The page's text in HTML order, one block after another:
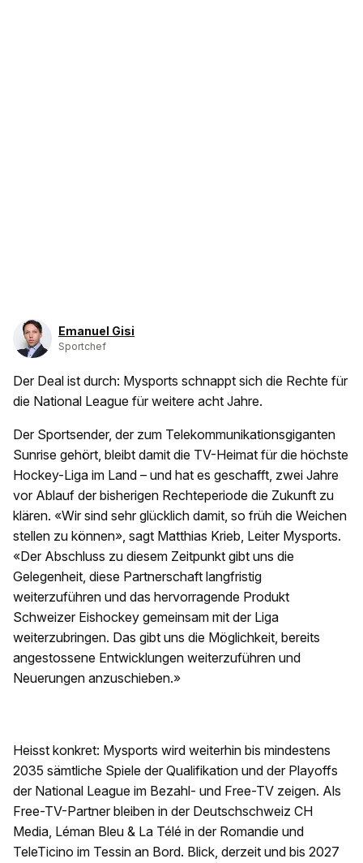
Emanuel Gisi
Sportchef
Der Deal ist durch: Mysports schnappt sich die Rechte für
die National League für weitere acht Jahre.
Der Sportsender, der zum Telekommunikationsgiganten
Sunrise gehört, bleibt damit die TV-Heimat für die höchste
Hockey-Liga im Land – und hat es geschafft, zwei Jahre
vor Ablauf der bisherigen Rechteperiode die Zukunft zu
klären. «Wir sind sehr glücklich damit, so früh die Weichen
stellen zu können», sagt Matthias Krieb, Leiter Mysports.
«Der Abschluss zu diesem Zeitpunkt gibt uns die
Gelegenheit, diese Partnerschaft langfristig
weiterzuführen und das hervorragende Produkt
Schweizer Eishockey gemeinsam mit der Liga
weiterzubringen. Das gibt uns die Möglichkeit, bereits
angestossene Entwicklungen weiterzuführen und
Neuerungen anzuschieben.»
Heisst konkret: Mysports wird weiterhin bis mindestens
2035 sämtliche Spiele der Qualifikation und der Playoffs
der National League im Bezahl- und Free-TV zeigen. Als
Free-TV-Partner bleiben in der Deutschschweiz CH
Media, Léman Bleu & La Télé in der Romandie und
TeleTicino im Tessin an Bord. Blick, derzeit und bis 2027